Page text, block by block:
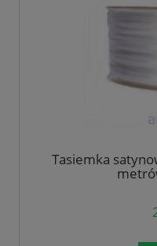
Tasiemka